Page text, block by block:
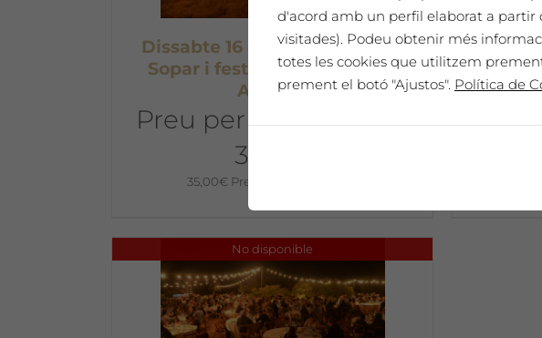
Dissabte 16 de juliol a les 18h:
Sopar i festa a La Vinya dels
Artistes
Preu per una persona
35€ €
35,00€ Preu per persona 35€
No disponible
d'acord amb un perfil elaborat a partir
visitades). Podeu obtenir més
totes les cookies que utilitzem
prement el botó "Ajustos". Política de